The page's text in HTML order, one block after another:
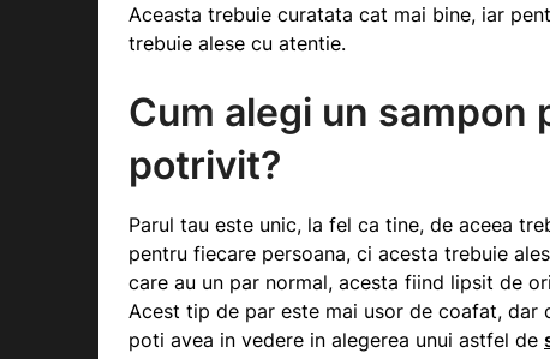
Aceasta trebuie curatata cat mai bine, iar
trebuie alese cu atentie.
Cum alegi un sampon
potrivit?
Parul tau este unic, la fel ca tine, de aceea
pentru fiecare persoana, ci acesta trebuie
care au un par normal, acesta fiind lipsit de
Acest tip de par este mai usor de coafat,
poti avea in vedere in alegerea unui astfel de